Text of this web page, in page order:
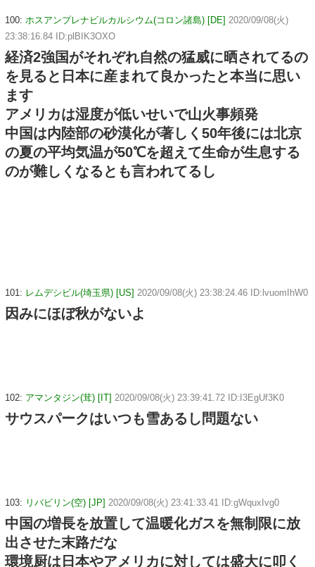
100: ホスアンプレナビルカルシウム(コロン諸島) [DE] 2020/09/08(火)
23:38:16.84 ID:plBIK3OXO
経済2強国がそれぞれ自然の猛威に晒されてるの
を見ると日本に産まれて良かったと本当に思い
ます
アメリカは湿度が低いせいで山火事頻発
中国は内陸部の砂漠化が著しく50年後には北京
の夏の平均気温が50℃を超えて生命が生息する
のが難しくなるとも言われてるし
101: レムデシビル(埼玉県) [US] 2020/09/08(火) 23:38:24.46 ID:lvuomIhW0
因みにほぼ秋がないよ
102: アマンタジン(茸) [IT] 2020/09/08(火) 23:39:41.72 ID:I3EgUf3K0
サウスパークはいつも雪あるし問題ない
103: リバビリン(空) [JP] 2020/09/08(火) 23:41:33.41 ID:gWquxIvg0
中国の増長を放置して温暖化ガスを無制限に放
出させた末路だな
環境厨は日本やアメリカに対しては盛大に叩く